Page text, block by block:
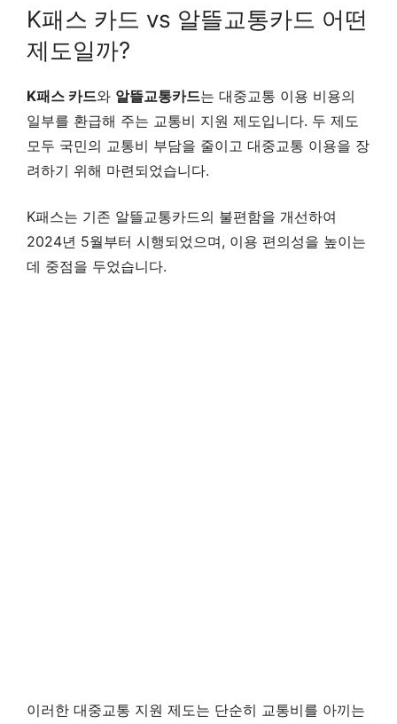
K패스 카드 vs 알뜰교통카드 어떤
제도일까?
K패스 카드와 알뜰교통카드는 대중교통 이용 비용의
일부를 환급해 주는 교통비 지원 제도입니다. 두 제도
모두 국민의 교통비 부담을 줄이고 대중교통 이용을 장
려하기 위해 마련되었습니다.
K패스는 기존 알뜰교통카드의 불편함을 개선하여
2024년 5월부터 시행되었으며, 이용 편의성을 높이는
데 중점을 두었습니다.
이러한 대중교통 지원 제도는 단순히 교통비를 아끼는